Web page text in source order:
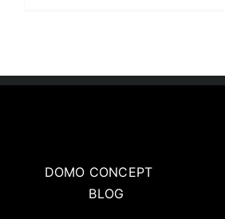
DOMO CONCEPT
BLOG